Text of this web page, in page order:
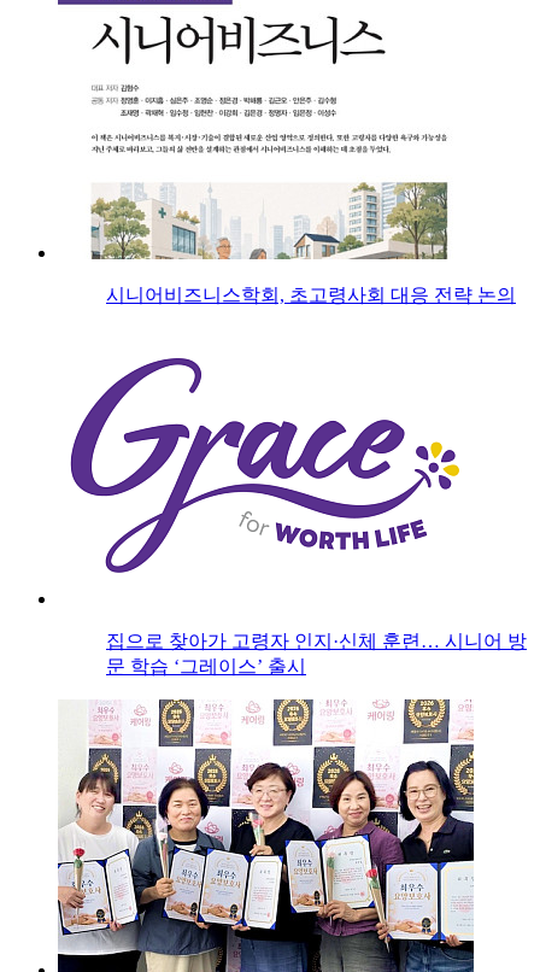
시니어비즈니스학회, 초고령사회 대응 전략 논의
집으로 찾아가 고령자 인지·신체 훈련… 시니어 방
문 학습 ‘그레이스’ 출시